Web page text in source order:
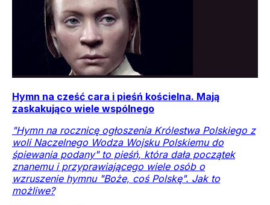
Hymn na cześć cara i pieśń kościelna. Mają
zaskakująco wiele wspólnego
"Hymn na rocznicę ogłoszenia Królestwa Polskiego z
woli Naczelnego Wodza Wojsku Polskiemu do
śpiewania podany" to pieśń, która dała początek
znanemu i przyprawiającego wiele osób o
wzruszenie hymnu "Boże, coś Polskę". Jak to
możliwe?